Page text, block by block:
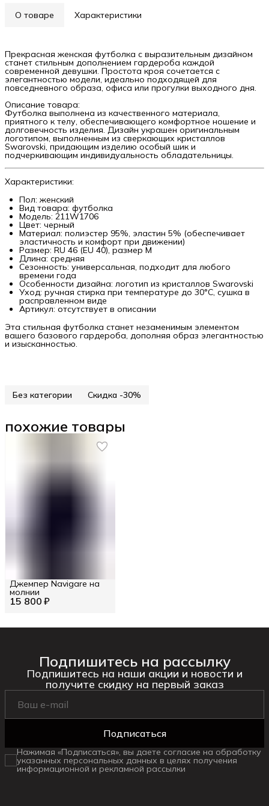
О товаре Характеристики
Прекрасная женская футболка с выразительным дизайном
станет стильным дополнением гардероба каждой
современной девушки. Простота кроя сочетается с
элегантностью модели, идеально подходящей для
повседневного образа, офиса или прогулки выходного дня.
Описание товара:
Футболка выполнена из качественного материала,
приятного к телу, обеспечивающего комфортное ношение и
долговечность изделия. Дизайн украшен оригинальным
логотипом, выполненным из сверкающих кристаллов
Swarovski, придающим изделию особый шик и
подчеркивающим индивидуальность обладательницы.
Характеристики:
Пол: женский
Вид товара: футболка
Модель: 211W1706
Цвет: черный
Материал: полиэстер 95%, эластин 5% (обеспечивает
эластичность и комфорт при движении)
Размер: RU 46 (EU 40), размер М
Длина: средняя
Сезонность: универсальная, подходит для любого
времени года
Особенности дизайна: логотип из кристаллов Swarovski
Уход: ручная стирка при температуре до 30°C, сушка в
расправленном виде
Артикул: отсутствует в описании
Эта стильная футболка станет незаменимым элементом
вашего базового гардероба, дополняя образ элегантностью
и изысканностью.
Без категории Скидка -30%
похожие товары
15 800 ₽
Джемпер Navigare на
молнии
Подпишитесь на рассылку
Подпишитесь на наши акции и новости и
получите скидку на первый заказ
Подписаться
Нажимая «Подписаться», вы даете согласие на обработку
указанных персональных данных в целях получения
информационной и рекламной рассылки